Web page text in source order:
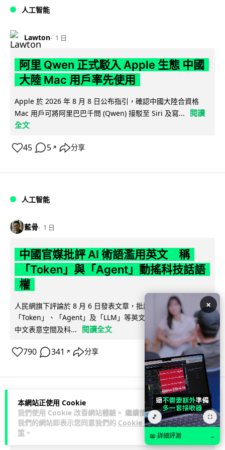
本網站正使用 Cookie
我們使用 Cookie 改善網站體驗。 繼續使用
我們的網站即表示您同意我們的 Cookie 政
策 。
人工智能
Lawton 1 日
阿里 Qwen 正式駁入 Apple 生態 中國
大陸 Mac 用戶率先使用
Apple 於 2026 年 8 月 8 日公布指引，確認中國大陸合資格
Mac 用戶可將阿里巴巴千問 (Qwen) 接駁至 Siri 及寫...
閱讀
全文
45 5 ↗ 分享
人工智能
藍骨 1 日
中國官媒批評 AI 術語濫用英文 稱
「Token」與「Agent」動搖科技話語
權
人民網旗下評論於 8 月 6 日發表文章，批評中國廣泛使用
「Token」、「Agent」及「LLM」等英文術語，認為做法侵蝕
中文表意空間及科...
閱讀全文
790 341 ↗ 分享
科技娛樂 生活科技
藍骨
×
🎵 ⛶
📖 詳細評測 →